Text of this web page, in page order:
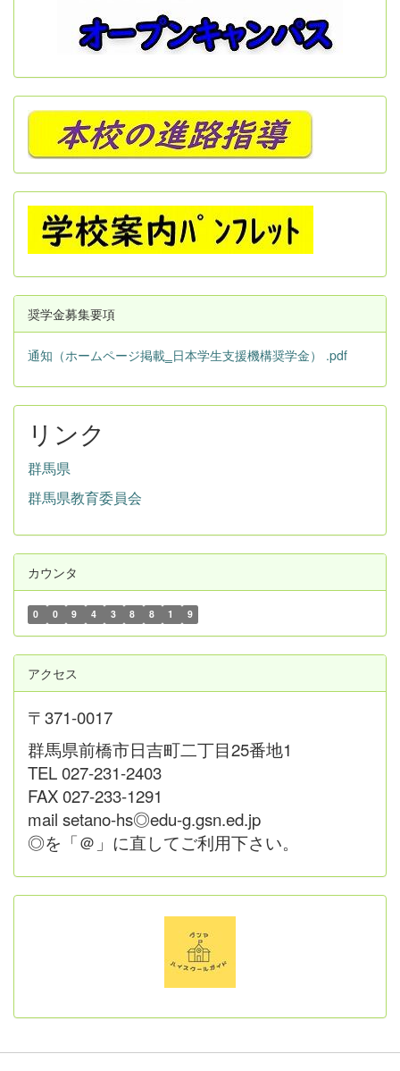
奨学金募集要項
通知（ホームページ掲載‗日本学生支援機構奨学金） .pdf
リンク
群馬県
群馬県教育委員会
カウンタ
0 0 9 4 3 8 8 1 9
アクセス
〒371-0017
群馬県前橋市日吉町二丁目25番地1
TEL 027-231-2403
FAX 027-233-1291
mail setano-hs◎edu-g.gsn.ed.jp
◎を「＠」に直してご利用下さい。